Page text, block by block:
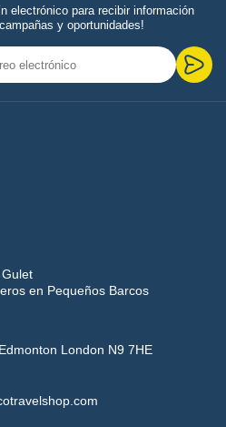
electrónico para recibir información
y oportunidades!
en Pequeños Barcos
London N9 7HE